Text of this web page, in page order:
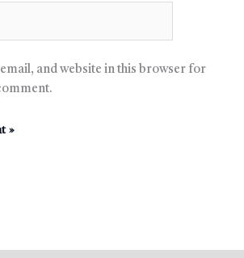
email, and website in this browser for